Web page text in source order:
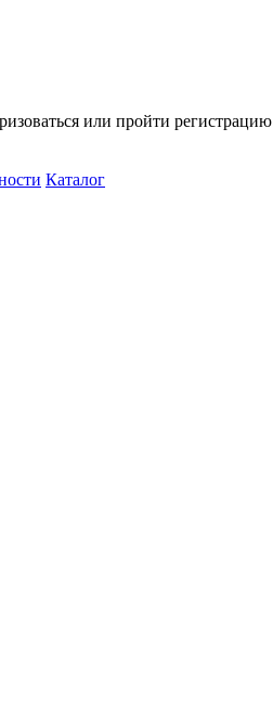
или пройти регистрацию
Каталог